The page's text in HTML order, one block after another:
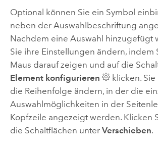
Optional können Sie ein Symbol
neben der Auswahlbeschriftung
Nachdem eine Auswahl hinzugefügt
Sie ihre Einstellungen ändern, indem
Maus darauf zeigen und auf die
Element konfigurieren
klicken. Sie
die Reihenfolge ändern, in der die
Auswahlmöglichkeiten in der
Kopfzeile angezeigt werden. Klicken
die Schaltflächen unter Verschieben.